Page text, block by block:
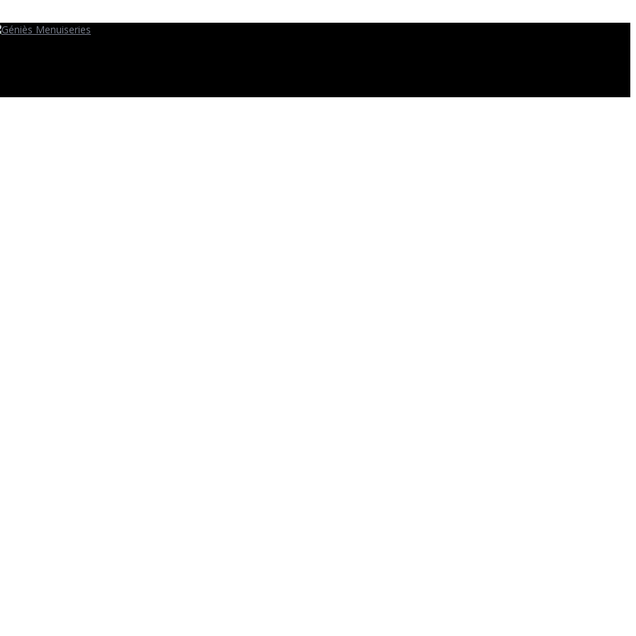
et de concevoir sur mesure une porte d’entrée qui reflète votre style, tout en utilisant des matériaux de
également dans la fabrication de
domaines d’expertise pour trouver la solution qui répondra à vos besoins. Chez Géniès Créations, votre